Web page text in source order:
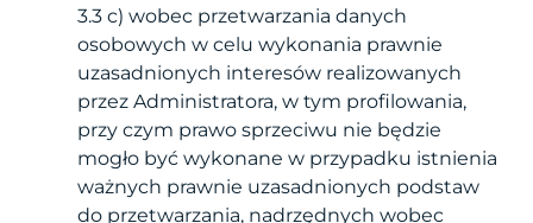
3.3 c) wobec przetwarzania danych
osobowych w celu wykonania prawnie
uzasadnionych interesów realizowanych
przez Administratora, w tym profilowania,
przy czym prawo sprzeciwu nie będzie
mogło być wykonane w przypadku istnienia
ważnych prawnie uzasadnionych podstaw
do przetwarzania, nadrzędnych wobec